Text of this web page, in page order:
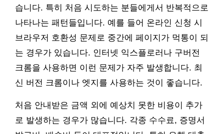
습니다. 특히 처음 시도하는 분들에게서 반복적으로
나타나는 패턴들입니다. 예를 들어 온라인 신청 시
브라우저 호환성 문제로 중간에 페이지가 먹통이 되
는 경우가 있습니다. 인터넷 익스플로러나 구버전
크롬을 사용하면 이런 문제가 자주 발생합니다. 최
신 버전 크롬이나 엣지를 사용하는 것이 좋습니다.
처음 안내받은 금액 외에 예상치 못한 비용이 추가
로 발생하는 경우가 많습니다. 각종 수수료, 증명서